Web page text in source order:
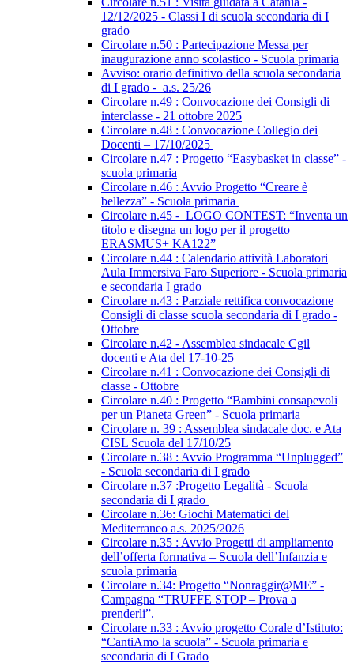
12/12/2025 - Classi I di scuola secondaria di I
grado
Circolare n.50 : Partecipazione Messa per
inaugurazione anno scolastico - Scuola primaria
Avviso: orario definitivo della scuola secondaria
di I grado - a.s. 25/26
Circolare n.49 : Convocazione dei Consigli di
interclasse - 21 ottobre 2025
Circolare n.48 : Convocazione Collegio dei
Docenti – 17/10/2025
Circolare n.47 : Progetto “Easybasket in classe” -
scuola primaria
Circolare n.46 : Avvio Progetto “Creare è
bellezza” - Scuola primaria
Circolare n.45 - LOGO CONTEST: “Inventa un
titolo e disegna un logo per il progetto
ERASMUS+ KA122”
Circolare n.44 : Calendario attività Laboratori
Aula Immersiva Faro Superiore - Scuola primaria
e secondaria I grado
Circolare n.43 : Parziale rettifica convocazione
Consigli di classe scuola secondaria di I grado -
Ottobre
Circolare n.42 - Assemblea sindacale Cgil
docenti e Ata del 17-10-25
Circolare n.41 : Convocazione dei Consigli di
classe - Ottobre
Circolare n.40 : Progetto “Bambini consapevoli
per un Pianeta Green” - Scuola primaria
Circolare n. 39 : Assemblea sindacale doc. e Ata
CISL Scuola del 17/10/25
Circolare n.38 : Avvio Programma “Unplugged”
- Scuola secondaria di I grado
Circolare n.37 :Progetto Legalità - Scuola
secondaria di I grado
Circolare n.36: Giochi Matematici del
Mediterraneo a.s. 2025/2026
Circolare n.35 : Avvio Progetti di ampliamento
dell’offerta formativa – Scuola dell’Infanzia e
scuola primaria
Circolare n.34: Progetto “Nonraggir@ME” -
Campagna “TRUFFE STOP – Prova a
prenderli”.
Circolare n.33 : Avvio progetto Corale d’Istituto:
“CantiAmo la scuola” - Scuola primaria e
secondaria di I Grado